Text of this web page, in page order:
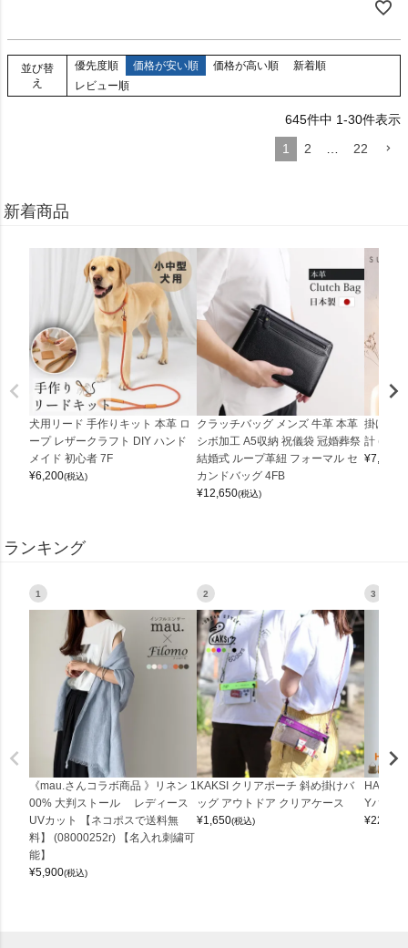
並び替
え
優先度順 価格が安い順 価格が高い順
新着順
レビュー順
645件中 1-30件表示
1
2 … 22
新着商品
犬用リード 手作りキット 本革 ロ
ープ レザークラフト DIY ハンド
メイド 初心者 7F
¥6,200(税込)
クラッチバッグ メンズ 牛革 本革
シボ加工 A5収納 祝儀袋 冠婚葬祭
結婚式 ループ革紐 フォーマル セ
カンドバッグ 4FB
¥12,650(税込)
掛け時
計
¥7,150
ランキング
1
《mau.さんコラボ商品 》リネン 1
00% 大判ストール レディース
UVカット 【ネコポスで送料無
料】 (08000252r) 【名入れ刺繍可
能】
¥5,900(税込)
2
KAKSI クリアポーチ 斜め掛けバ
ッグ アウトドア クリアケース
¥1,650(税込)
3
Yバッグ
¥22,000